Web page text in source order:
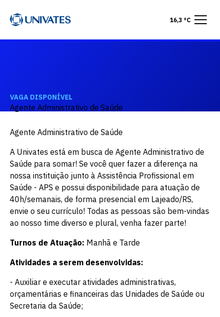
16,3 °C
VAGA DISPONÍVEL
Agente Administrativo de Saúde
Agente Administrativo de Saúde
A Univates está em busca de Agente Administrativo de
Saúde para somar! Se você quer fazer a diferença na
nossa instituição junto à Assistência Profissional em
Saúde - APS e possui disponibilidade para atuação de
40h/semanais, de forma presencial em Lajeado/RS,
envie o seu currículo! Todas as pessoas são bem-vindas
ao nosso time diverso e plural, venha fazer parte!
Turnos de Atuação: Manhã e Tarde
Atividades a serem desenvolvidas:
- Auxiliar e executar atividades administrativas,
orçamentárias e financeiras das Unidades de Saúde ou
Secretaria da Saúde;